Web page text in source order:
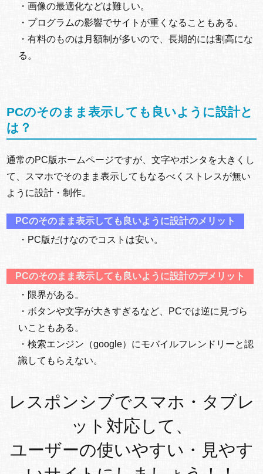
・画像の最適化などは難しい。
・プログラムの影響でサイトが重くなることもある。
・有料のものは月額制が多いので、長期的には割高にな
る。
PCのそのまま表示しても良いように設計と
は？
通常のPC版ホームページですが、文字やボンタを大きくし
て、スマホでそのまま表示してもなるべくストレスが無い
ように設計・制作。
PCのそのまま表示しても良いように設計のメリット
・PC版だけなのでコストは安い。
PCのそのまま表示しても良いように設計のデメリット
・限界がある。
・ボタンや文字が大きすぎるなど、PCでは逆に見づら
いこともある。
・検索エンジン（google）にモバイルフレンドリーと認
識してもらえない。
レスポンシブでスマホ・タブレ
ット対応して、
ユーザーの使いやすい・見やす